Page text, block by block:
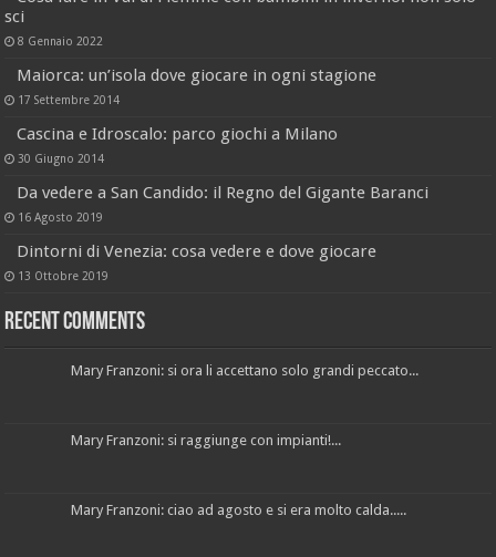
sci
8 Gennaio 2022
Maiorca: un’isola dove giocare in ogni stagione
17 Settembre 2014
Cascina e Idroscalo: parco giochi a Milano
30 Giugno 2014
Da vedere a San Candido: il Regno del Gigante Baranci
16 Agosto 2019
Dintorni di Venezia: cosa vedere e dove giocare
13 Ottobre 2019
Recent Comments
Mary Franzoni: si ora li accettano solo grandi peccato...
Mary Franzoni: si raggiunge con impianti!...
Mary Franzoni: ciao ad agosto e si era molto calda.....